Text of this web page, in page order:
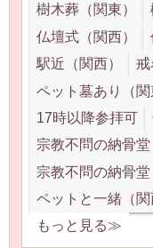
樹木葬（関東）
仏壇式（関西）
駅近（関西）
戒
ペット墓あり（関
17時以降参拝可
宗教不問の納骨堂
宗教不問の納骨堂
ペットと一緒（関
もっと見る≫